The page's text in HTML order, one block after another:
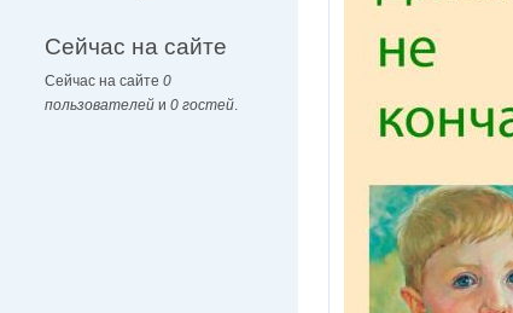
Сейчас на сайте
Сейчас на сайте 0
пользователей и 0 гостей